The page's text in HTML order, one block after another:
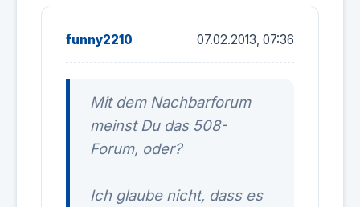
funny2210 07.02.2013, 07:36
Mit dem Nachbarforum
meinst Du das 508-
Forum, oder?
Ich glaube nicht, dass es